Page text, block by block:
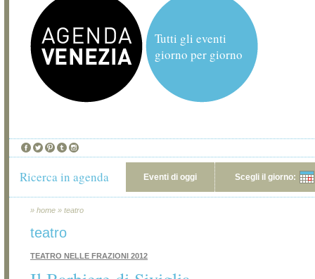
Tutti gli eventi
giorno per giorno
Ricerca in agenda Eventi di oggi Scegli il giorno:
» home » teatro
teatro
TEATRO NELLE FRAZIONI 2012